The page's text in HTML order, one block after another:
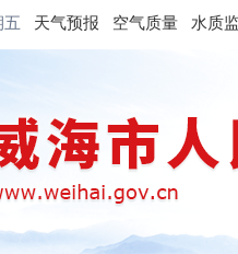
天气预报 空气质量 水质